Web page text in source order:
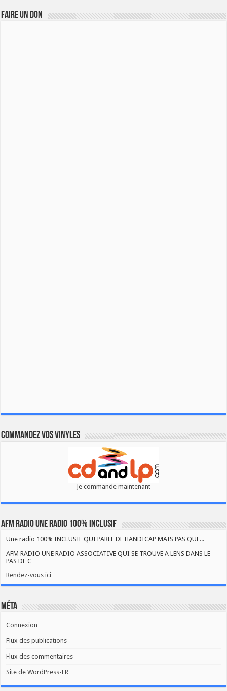
FAIRE UN DON
Commandez vos vinyles
Je commande maintenant
AFM RADIO UNE RADIO 100% INCLUSIF
Une radio 100% INCLUSIF QUI PARLE DE HANDICAP MAIS PAS QUE...
AFM RADIO UNE RADIO ASSOCIATIVE QUI SE TROUVE A LENS DANS LE
PAS DE C
Rendez-vous ici
Méta
Connexion
Flux des publications
Flux des commentaires
Site de WordPress-FR